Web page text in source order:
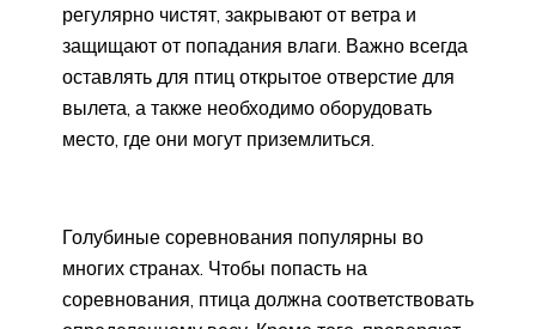
регулярно чистят, закрывают от ветра и
защищают от попадания влаги. Важно всегда
оставлять для птиц открытое отверстие для
вылета, а также необходимо оборудовать
место, где они могут приземлиться.
Голубиные соревнования популярны во
многих странах. Чтобы попасть на
соревнования, птица должна соответствовать